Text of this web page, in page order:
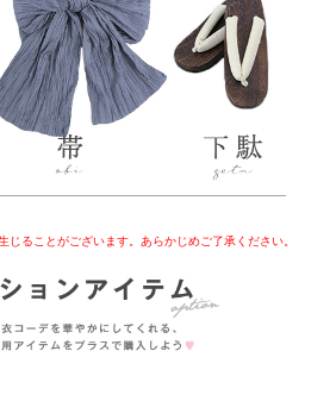
ることがございます。あらかじめご了承ください。